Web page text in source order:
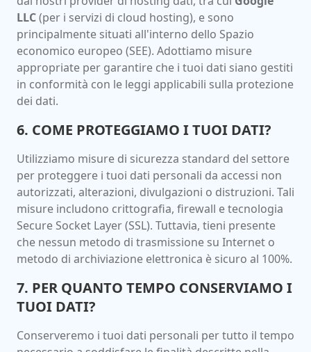
LLC(per i servizi di cloud hosting), e sono
principalmente situati all'interno dello Spazio
economico europeo (SEE). Adottiamo misure
appropriate per garantire che i tuoi dati siano gestiti
in conformità con le leggi applicabili sulla protezione
dei dati.
6. COME PROTEGGIAMO I TUOI DATI?
Utilizziamo misure di sicurezza standard del settore
per proteggere i tuoi dati personali da accessi non
autorizzati, alterazioni, divulgazioni o distruzioni. Tali
misure includono crittografia, firewall e tecnologia
Secure Socket Layer (SSL). Tuttavia, tieni presente
che nessun metodo di trasmissione su Internet o
metodo di archiviazione elettronica è sicuro al 100%.
7. PER QUANTO TEMPO CONSERVIAMO I
TUOI DATI?
Conserveremo i tuoi dati personali per tutto il tempo